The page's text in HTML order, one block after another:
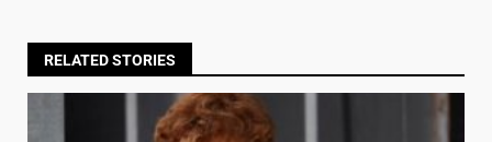
RELATED STORIES